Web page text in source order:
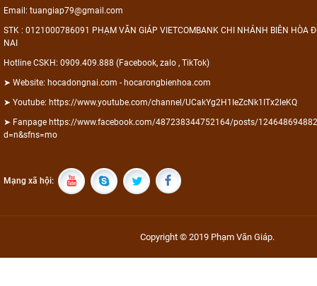
Email: tuangiap79@gmail.com
STK : 0121000786091 PHẠM VĂN GIÁP VIETCOMBANK CHI NHÁNH BIÊN HÒA
NAI
Hotline CSKH: 0909.409.888 (Facebook, zalo , TikTok)
➤ Website: hocadongnai.com - hocarongbienhoa.com
➤ Youtube: https://www.youtube.com/channel/UCakYg2H1IeZcNk1ITx2leKQ
➤ Fanpage https://www.facebook.com/487238344752164/posts/
d=n&sfns=mo
Mạng xã hội:
Copyright © 2019 Phạm Văn Giáp.